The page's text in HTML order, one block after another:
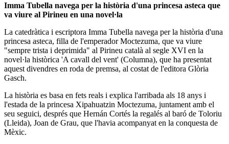
Imma Tubella navega per la història d'una princesa asteca que
va viure al Pirineu en una novel·la
La catedràtica i escriptora Imma Tubella navega per la història d'una
princesa asteca, filla de l'emperador Moctezuma, que va viure
"sempre trista i deprimida" al Pirineu català al segle XVI en la
novel·la històrica 'A cavall del vent' (Columna), que ha presentat
aquest divendres en roda de premsa, al costat de l'editora Glòria
Gasch.
La història es basa en fets reals i explica l'arribada als 18 anys i
l'estada de la princesa Xipahuatzin Moctezuma, juntament amb el
seu seguici, després que Hernán Cortés la regalés al baró de Toloriu
(Lleida), Joan de Grau, que l'havia acompanyat en la conquesta de
Mèxic.